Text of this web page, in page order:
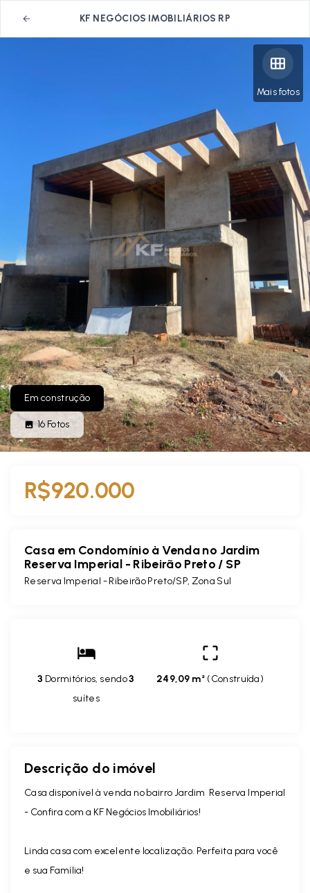
KF NEGÓCIOS IMOBILIÁRIOS RP
Mais fotos
Em construção
16 Fotos
R$920.000
Casa em Condomínio à Venda no Jardim
Reserva Imperial - Ribeirão Preto / SP
Reserva Imperial - Ribeirão Preto/SP, Zona Sul
3 Dormitórios, sendo3
suítes
249,09 m² (Construída)
Descrição do imóvel
Casa disponível à venda no bairro Jardim Reserva Imperial
- Confira com a KF Negócios Imobiliários!
Linda casa com excelente localização. Perfeita para você
e sua Família!